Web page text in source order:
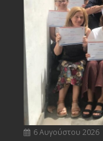
6 Αυγούστου 2026